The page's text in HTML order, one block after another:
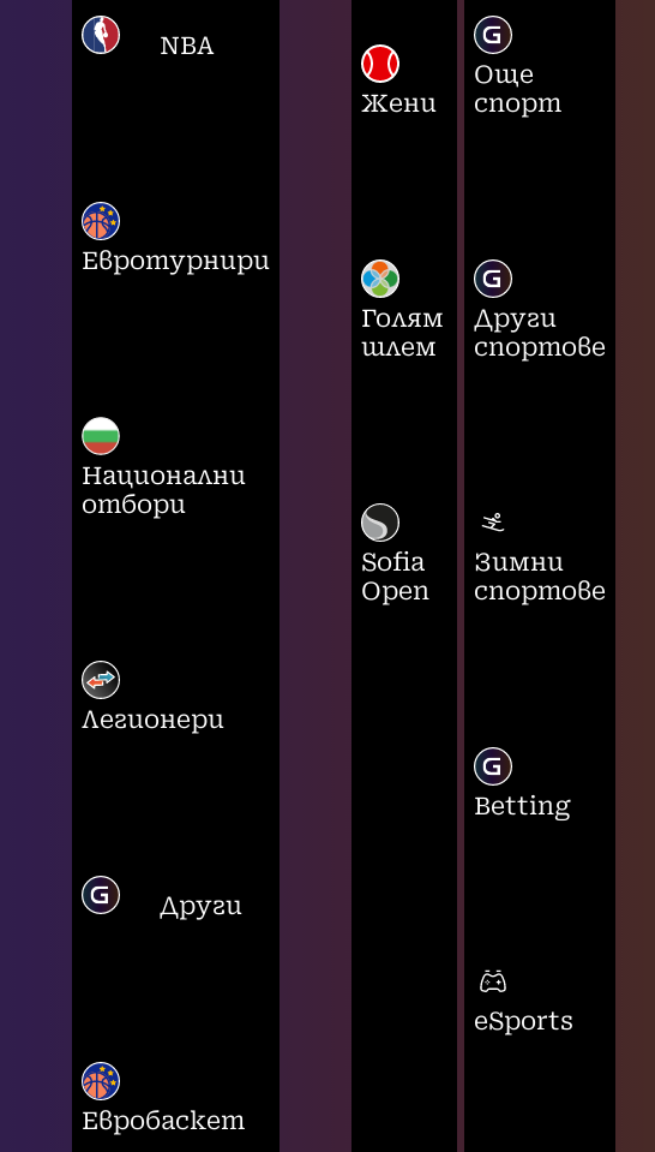
NBA
Евротурнири
Национални
отбори
Легионери
Други
Евробаскет
Жени
Голям
шлем
Sofia
Open
Още
спорт
Други
спортове
Зимни
спортове
Betting
eSports